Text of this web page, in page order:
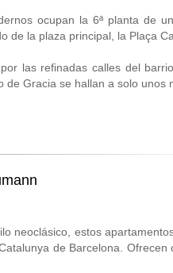
ocupan la 6ª planta de
de la plaza principal, la Plaça
las refinadas calles del
Gracia se hallan a solo unos
neoclásico, estos
de Barcelona.